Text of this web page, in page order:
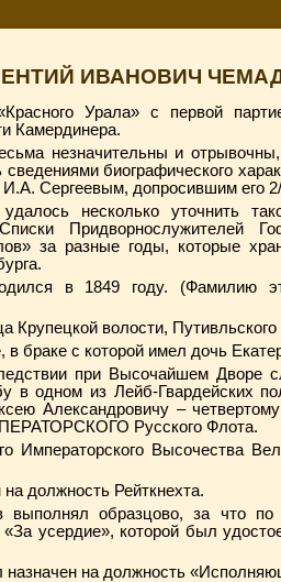
ИВАНОВИЧ
Урала» с первой
Камердинера.
незначительны и
сведениями биографического
Сергеевым, допросившим его
несколько уточнить
Придворнослужителей
за разные годы, которые
в 1849 году. (Фамилию
Крупецкой волости, Путивльского
браке с которой имел дочь
при Высочайшем Дворе
в одном из Лейб-Гвардейских
Александровичу –
Русского Флота.
Высочества
должность Рейткнехта.
выполнял образцово, за что
усердие», которой был
на должность